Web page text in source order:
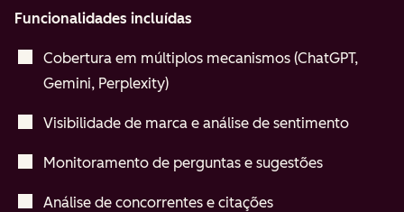
Funcionalidades incluídas
Cobertura em múltiplos mecanismos (ChatGPT,
Gemini, Perplexity)
Visibilidade de marca e análise de sentimento
Monitoramento de perguntas e sugestões
Análise de concorrentes e citações